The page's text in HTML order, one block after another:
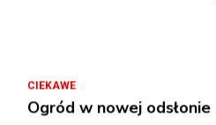
CIEKAWE
Ogród w nowej odsłonie